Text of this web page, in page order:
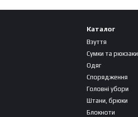
Каталог
Взуття
Сумки та рюкзаки
Одяг
Спорядження
Головні убори
Штани, брюки
Блокноти